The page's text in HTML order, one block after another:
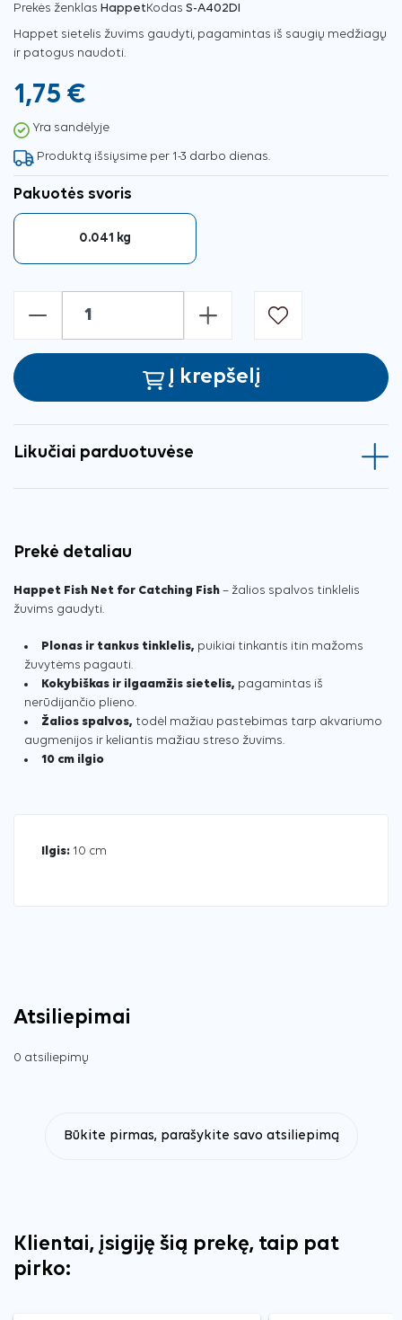
Prekės ženklas HappetKodas S-A402DI
Happet sietelis žuvims gaudyti, pagamintas iš saugių medžiagų
ir patogus naudoti.
1,75 €
Yra sandėlyje
Produktą išsiųsime per 1-3 darbo dienas.
Pakuotės svoris
0.041 kg
- +
Į krepšelį
Likučiai parduotuvėse
Prekė detaliau
Happet Fish Net for Catching Fish – žalios spalvos tinklelis
žuvims gaudyti.
Plonas ir tankus tinklelis, puikiai tinkantis itin mažoms
žuvytėms pagauti.
Kokybiškas ir ilgaamžis sietelis, pagamintas iš
nerūdijančio plieno.
Žalios spalvos, todėl mažiau pastebimas tarp akvariumo
augmenijos ir keliantis mažiau streso žuvims.
10 cm ilgio
Ilgis: 10 cm
Atsiliepimai
0 atsiliepimų
Būkite pirmas, parašykite savo atsiliepimą
Klientai, įsigiję šią prekę, taip pat
pirko: